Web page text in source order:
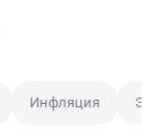
Инфляция